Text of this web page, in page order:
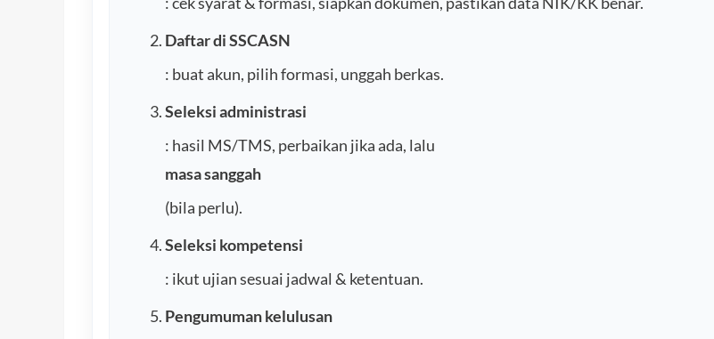
Daftar di SSCASN
: buat akun, pilih formasi, unggah berkas.
Seleksi administrasi
: hasil MS/TMS, perbaikan jika ada, lalu
masa sanggah
(bila perlu).
Seleksi kompetensi
: ikut ujian sesuai jadwal & ketentuan.
Pengumuman kelulusan